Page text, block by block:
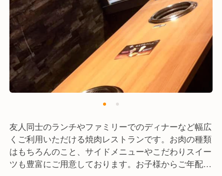
友人同士のランチやファミリーでのディナーなど幅広
くご利用いただける焼肉レストランです。お肉の種類
はもちろんのこと、サイドメニューやこだわりスイー
ツも豊富にご用意しております。お子様からご年配の